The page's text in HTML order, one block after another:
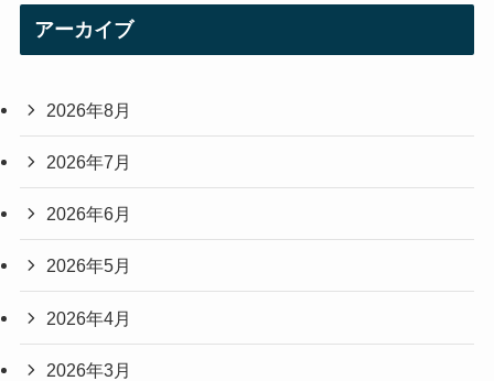
アーカイブ
2026年8月
2026年7月
2026年6月
2026年5月
2026年4月
2026年3月